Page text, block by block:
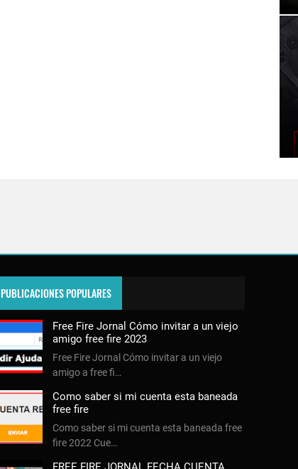
PUBLICACIONES POPULARES
Free Fire Jornal Cómo invitar a un viejo
amigo free fire 2023
Free Fire Jornal Cómo invitar a un viejo
amigo a free fi…
Como saber si mi cuenta esta baneada
free fire
Como saber si mi cuenta esta baneada free
fire 2022 Cue…